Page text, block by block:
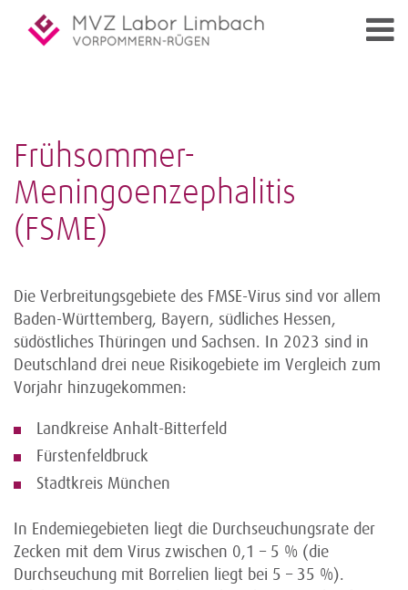
Frühsommer-
Meningoenzephalitis
(FSME)
Die Verbreitungsgebiete des FMSE-Virus sind vor allem
Baden-Württemberg, Bayern, südliches Hessen,
südöstliches Thüringen und Sachsen. In 2023 sind in
Deutschland drei neue Risikogebiete im Vergleich zum
Vorjahr hinzugekommen:
Landkreise Anhalt-Bitterfeld
Fürstenfeldbruck
Stadtkreis München
In Endemiegebieten liegt die Durchseuchungsrate der
Zecken mit dem Virus zwischen 0,1 – 5 % (die
Durchseuchung mit Borrelien liegt bei 5 – 35 %).